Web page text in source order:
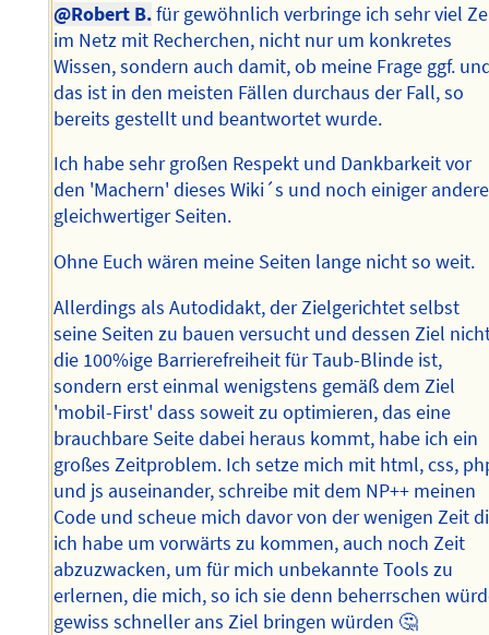
@Robert B.für gewöhnlich verbringe ich sehr viel
im Netz mit Recherchen, nicht nur um konkretes
Wissen, sondern auch damit, ob meine Frage ggf.
das ist in den meisten Fällen durchaus der Fall, so
bereits gestellt und beantwortet wurde.
Ich habe sehr großen Respekt und Dankbarkeit vor
den 'Machern' dieses Wiki´s und noch einiger
gleichwertiger Seiten.
Ohne Euch wären meine Seiten lange nicht so weit.
Allerdings als Autodidakt, der Zielgerichtet selbst
seine Seiten zu bauen versucht und dessen Ziel
die 100%ige Barrierefreiheit für Taub-Blinde ist,
sondern erst einmal wenigstens gemäß dem Ziel
'mobil-First' dass soweit zu optimieren, das eine
brauchbare Seite dabei heraus kommt, habe ich ein
großes Zeitproblem. Ich setze mich mit html, css,
und js auseinander, schreibe mit dem NP++ meinen
Code und scheue mich davor von der wenigen Zeit
ich habe um vorwärts zu kommen, auch noch Zeit
abzuzwacken, um für mich unbekannte Tools zu
erlernen, die mich, so ich sie denn beherrschen
gewiss schneller ans Ziel bringen würden 🤔